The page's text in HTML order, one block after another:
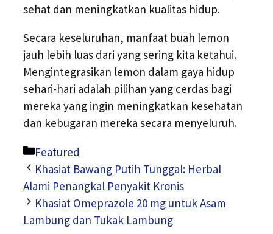
sehat dan meningkatkan kualitas hidup.
Secara keseluruhan, manfaat buah lemon
jauh lebih luas dari yang sering kita ketahui.
Mengintegrasikan lemon dalam gaya hidup
sehari-hari adalah pilihan yang cerdas bagi
mereka yang ingin meningkatkan kesehatan
dan kebugaran mereka secara menyeluruh.
Kategori
Featured
Khasiat Bawang Putih Tunggal: Herbal
Alami Penangkal Penyakit Kronis
Khasiat Omeprazole 20 mg untuk Asam
Lambung dan Tukak Lambung